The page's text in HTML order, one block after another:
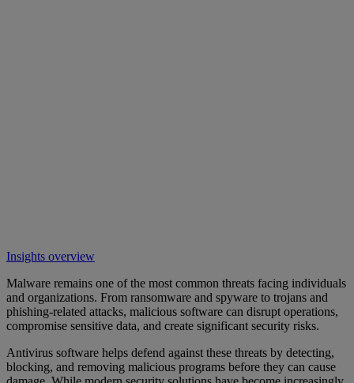
Insights overview
Malware remains one of the most common threats facing individuals
and organizations. From ransomware and spyware to trojans and
phishing-related attacks, malicious software can disrupt operations,
compromise sensitive data, and create significant security risks.
Antivirus software helps defend against these threats by detecting,
blocking, and removing malicious programs before they can cause